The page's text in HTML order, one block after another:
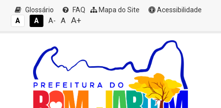
Glossário FAQ Mapa do Site
Acessibilidade
A
A A- A A+